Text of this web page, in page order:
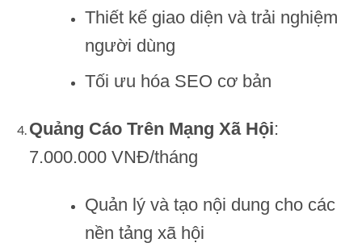
Thiết kế giao diện và trải nghiệm
người dùng
Tối ưu hóa SEO cơ bản
Quảng Cáo Trên Mạng Xã Hội:
7.000.000 VNĐ/tháng
Quản lý và tạo nội dung cho các
nền tảng xã hội